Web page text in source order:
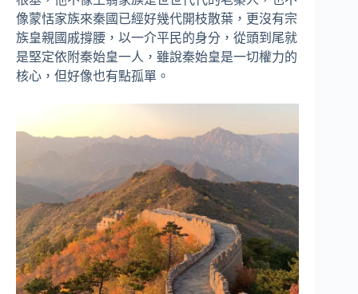
像蒙恬家族來秦國已經好幾代開枝散葉，更沒有宗
族皇親國戚撐腰，以一介平民的身分，從頭到尾就
是堅定依附秦始皇一人，雖說秦始皇是一切權力的
核心，但好像也有點孤單。